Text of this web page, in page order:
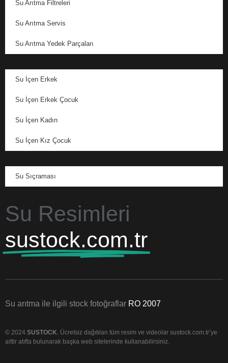
Su Arıtma Filtreleri
Su Arıtma Servis
Su Arıtma Yedek Parçaları
Su İçen Erkek
Su İçen Erkek Çocuk
Su İçen Kadın
Su İçen Kız Çocuk
Su Sıçraması
Su Resimleri
sustock.com.tr
Su arıtma ile ilgili stock fotoğraflar RO 2007
© 2024 SUSTOCK. Ücretsiz dağıtılan tüm resim ve videolar sustock.com.tr’ye
aittir atıfta bulunarak başka web sitelerinde kullanabilirsiniz.